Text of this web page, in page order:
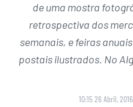
de uma mostra
retrospectiva dos
semanais, e feiras
postais ilustrados. No
10:15 26 Abril, 2016